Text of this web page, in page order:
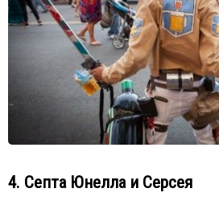
4. Септа Юнелла и Серсея